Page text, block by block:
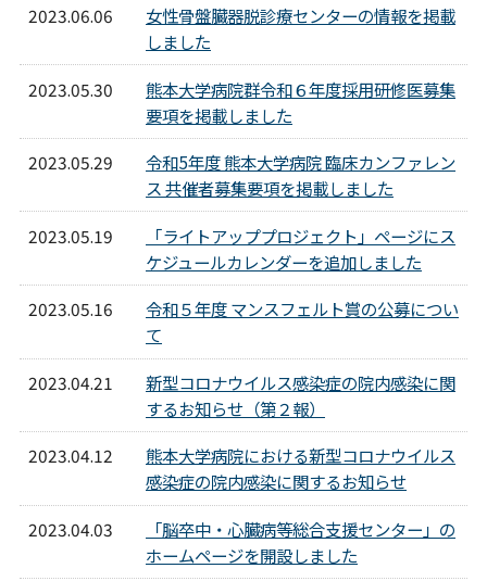
2023.06.06
女性骨盤臓器脱診療センターの情報を掲載
しました
2023.05.30
熊本大学病院群令和６年度採用研修医募集
要項を掲載しました
2023.05.29
令和5年度 熊本大学病院 臨床カンファレン
ス 共催者募集要項を掲載しました
2023.05.19
「ライトアッププロジェクト」ページにス
ケジュールカレンダーを追加しました
2023.05.16
令和５年度 マンスフェルト賞の公募につい
て
2023.04.21
新型コロナウイルス感染症の院内感染に関
するお知らせ（第２報）
2023.04.12
熊本大学病院における新型コロナウイルス
感染症の院内感染に関するお知らせ
2023.04.03
「脳卒中・心臓病等総合支援センター」の
ホームページを開設しました